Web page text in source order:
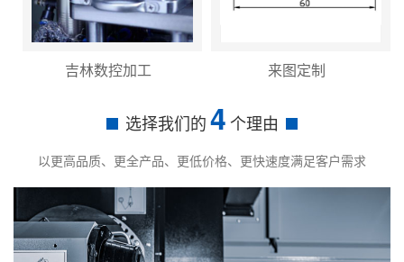
吉林数控加工 来图定制
选择我们的4个理由
以更高品质、更全产品、更低价格、更快速度满足客户需求